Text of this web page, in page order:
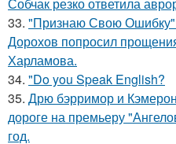
Собчак резко ответила
33. "Признаю Свою Ошибку"
Дорохов попросил
Харламова.
34. "Do you Speak English?
35. Дрю бэрримор и
дороге на премьеру
год.